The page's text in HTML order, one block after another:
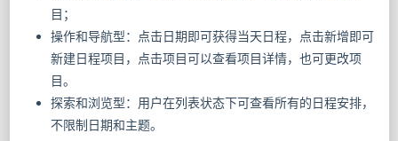
目；
操作和导航型：点击日期即可获得当天日程，点击新增即可
新建日程项目，点击项目可以查看项目详情，也可更改项
目。
探索和浏览型：用户在列表状态下可查看所有的日程安排，
不限制日期和主题。